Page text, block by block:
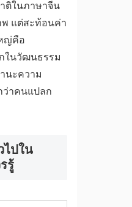
ติในภาษาจีน
แต่สะท้อนค่า
ญ่คือ
ในวัฒนธรรม
นะความ
าคนแปลก
ไปใน
รู้